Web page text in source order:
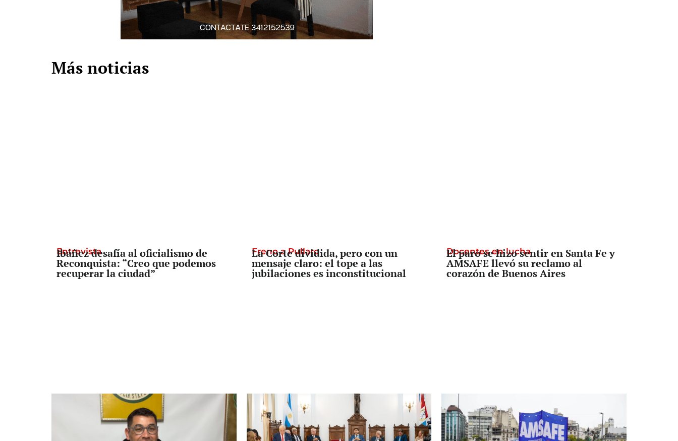
Más noticias
Entrevista
Ibáñez desafía al oficialismo de
Reconquista: “Creo que podemos
recuperar la ciudad”
Freno a Pullaro
La Corte dividida, pero con un
mensaje claro: el tope a las
jubilaciones es inconstitucional
Docentes en lucha
El paro se hizo sentir en Santa Fe y
AMSAFE llevó su reclamo al
corazón de Buenos Aires